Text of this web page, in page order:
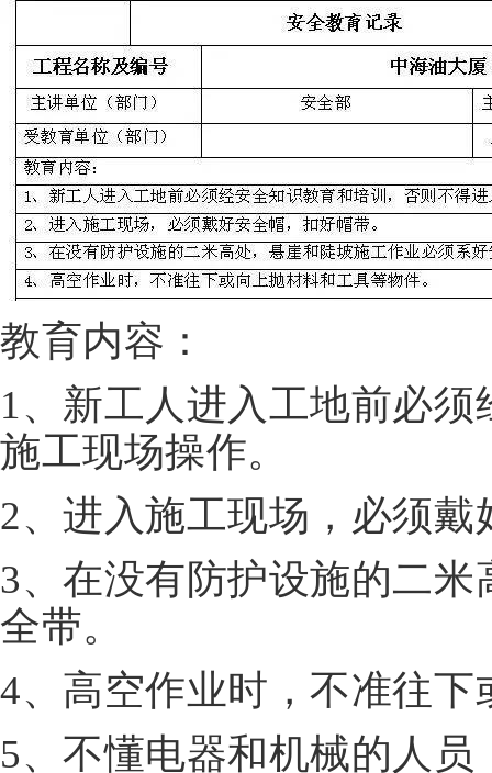
教育内容：
1、新工人进入工地前必
施工现场操作。
2、进入施工现场，必须
3、在没有防护设施的二
全带。
4、高空作业时，不准往
5、不懂电器和机械的人